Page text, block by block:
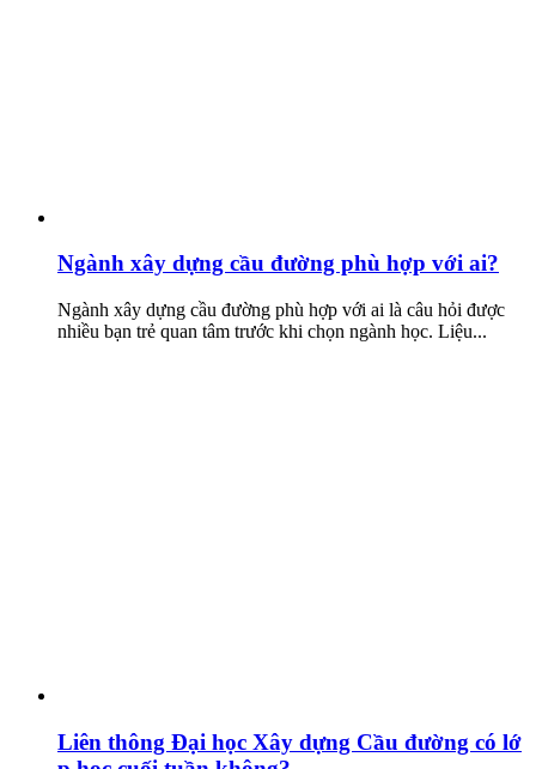
Ngành xây dựng cầu đường phù hợp với ai?
Ngành xây dựng cầu đường phù hợp với ai là câu hỏi được
nhiều bạn trẻ quan tâm trước khi chọn ngành học. Liệu...
Liên thông Đại học Xây dựng Cầu đường có lớ